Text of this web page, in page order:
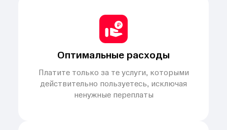
Оптимальные расходы
Платите только за те услуги, которыми
действительно пользуетесь, исключая
ненужные переплаты